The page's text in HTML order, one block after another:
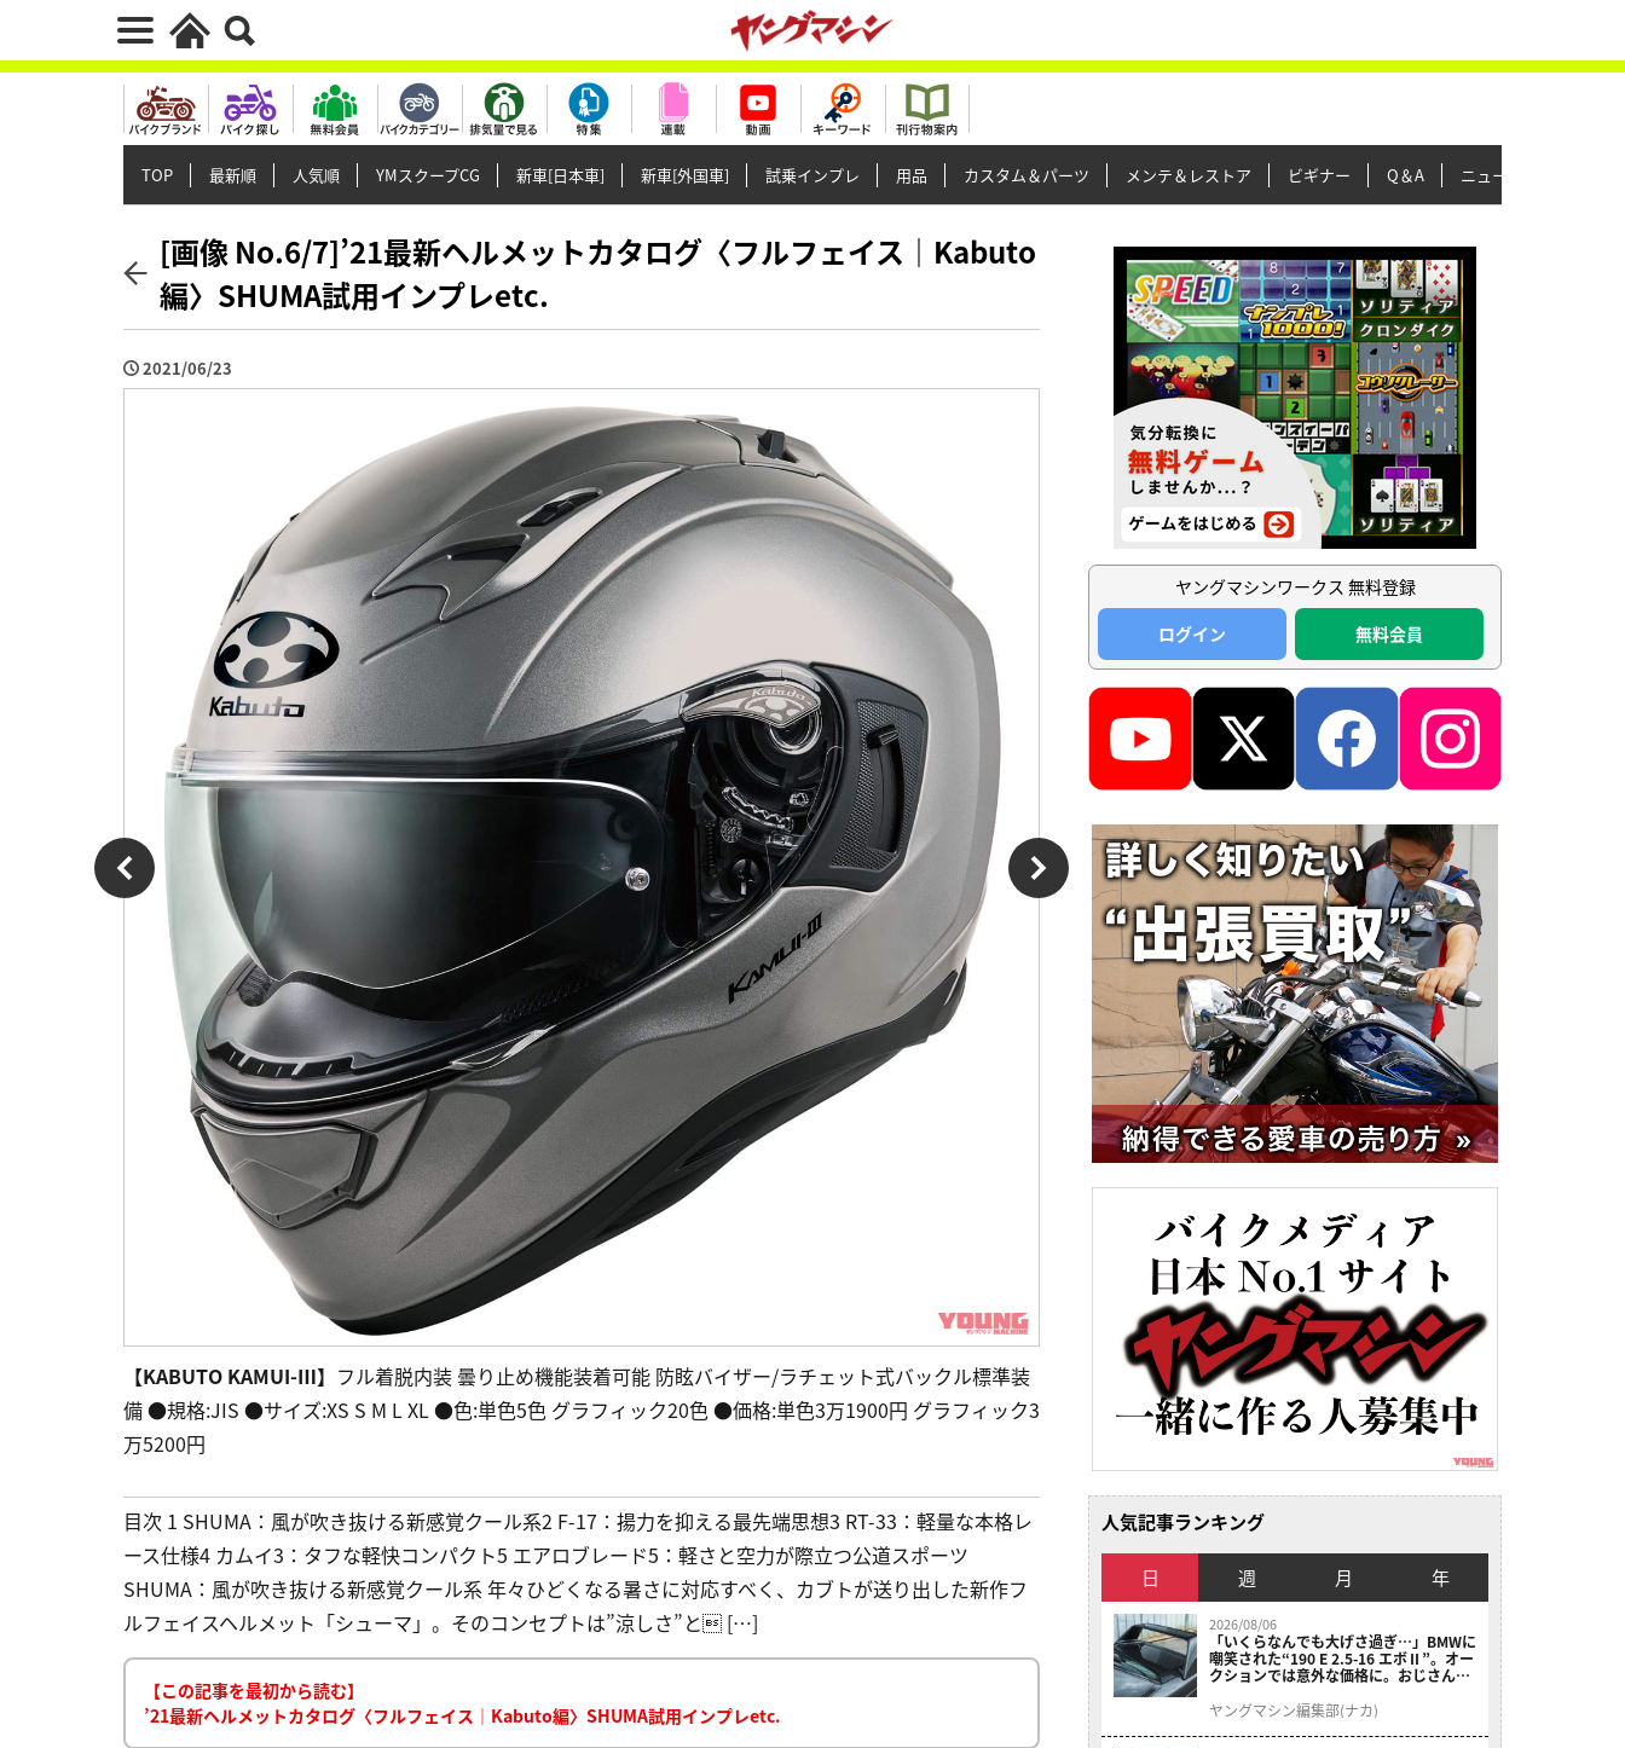
TOP 最新順 人気順 YMスクープCG 新車[日本車] 新車[外国車] 試乗インプレ 用品 カスタム＆パーツ メンテ＆レストア ビギナー Q＆A ニュース＆トピックス
[画像 No.6/7]’21最新ヘルメットカタログ〈フルフェイス｜Kabuto
編〉SHUMA試用インプレetc.
2021/06/23
【KABUTO KAMUI-Ⅲ】 フル着脱内装 曇り止め機能装着可能 防眩バイザー/ラチェット式バックル標準装
備 ●規格:JIS ●サイズ:XS S M L XL ●色:単色5色 グラフィック20色 ●価格:単色3万1900円 グラフィック3
万5200円
目次 1 SHUMA：風が吹き抜ける新感覚クール系2 F-17：揚力を抑える最先端思想3 RT-33：軽量な本格レ
ース仕様4 カムイ3：タフな軽快コンパクト5 エアロブレード5：軽さと空力が際立つ公道スポーツ
SHUMA：風が吹き抜ける新感覚クール系 年々ひどくなる暑さに対応すべく、カブトが送り出した新作フ
ルフェイスヘルメット「シューマ」。そのコンセプトは”涼しさ”と […]
【この記事を最初から読む】
’21最新ヘルメットカタログ〈フルフェイス｜Kabuto編〉SHUMA試用インプレetc.
ヤングマシンワークス 無料登録
ログイン
無料会員
人気記事ランキング
日 週 月 年
2026/08/06
「いくらなんでも大げさ過ぎ…」BMWに
嘲笑された“190 E 2.5-16 エボⅡ”。オー
クションでは意外な価格に。おじさん達
ヤングマシン編集部(ナカ)